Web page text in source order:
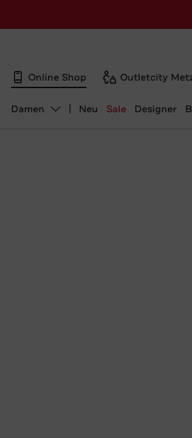
Online Shop Outletcity
Abteilung ändern, ausgewählt:
Damen Neu Sale Designer